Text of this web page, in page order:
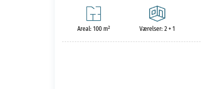
Areal: 100 m² Værelser: 2 + 1